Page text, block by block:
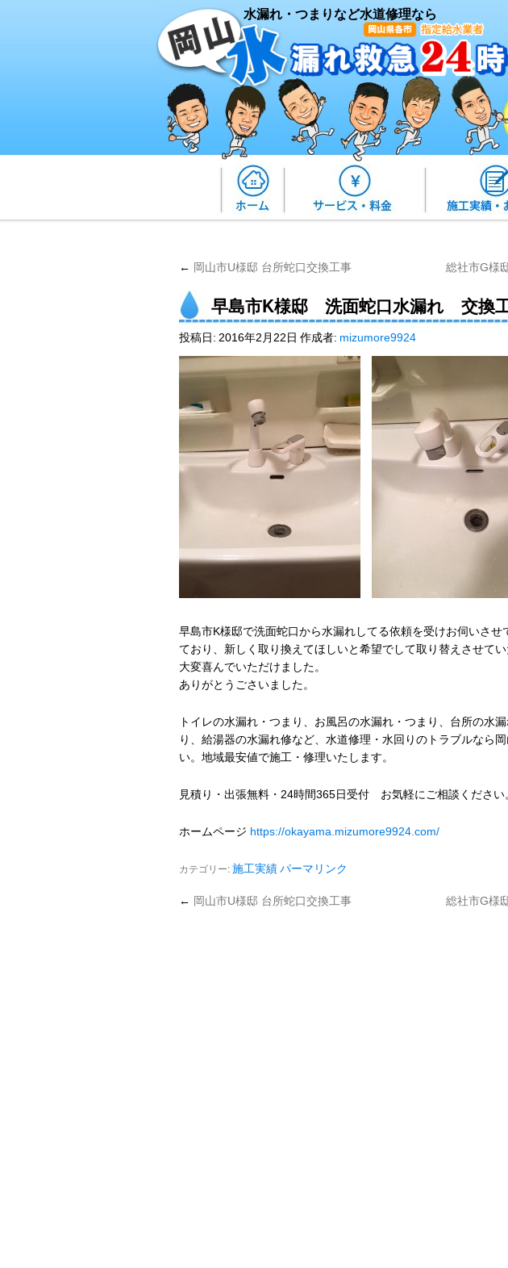
水漏れ・つまりなど水道修理なら
← 岡山市U様邸 台所蛇口交換工事 総社市G様
早島市K様邸 洗面蛇口水漏れ 交換
投稿日: 2016年2月22日 作成者: mizumore9924
早島市K様邸で洗面蛇口から水漏れしてる依頼を受けお伺いさせ
ており、新しく取り換えてほしいと希望でして取り替えさせてい
大変喜んでいただけました。
ありがとうごさいました。
トイレの水漏れ・つまり、お風呂の水漏れ・つまり、台所の水
り、給湯器の水漏れ修など、水道修理・水回りのトラブルなら
い。地域最安値で施工・修理いたします。
見積り・出張無料・24時間365日受付 お気軽にご相談ください
ホームページ https://okayama.mizumore9924.com/
カテゴリー:施工実績パーマリンク
← 岡山市U様邸 台所蛇口交換工事 総社市G様